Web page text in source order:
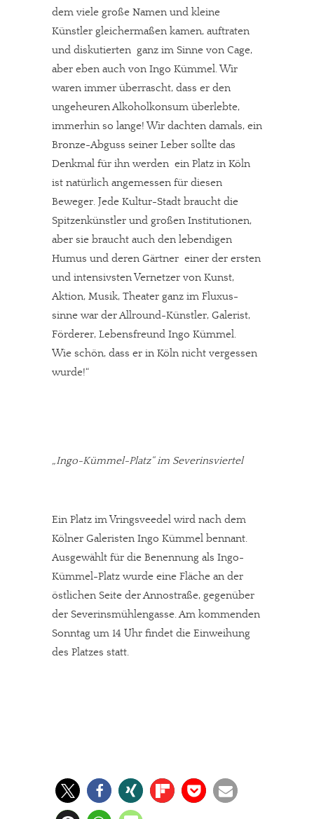
stark zurückgegangen.
Solltest Du unsere unabhängige Berichterstattung schätzen,
dem viele große Namen und kleine
Künstler gleichermaßen kamen, auftraten
und diskutierten  ganz im Sinne von Cage,
aber eben auch von Ingo Kümmel. Wir
waren immer überrascht, dass er den
ungeheuren Alkoholkonsum überlebte,
immerhin so lange! Wir dachten damals, ein
Bronze-Abguss seiner Leber sollte das
Denkmal für ihn werden  ein Platz in Köln
ist natürlich angemessen für diesen
Beweger. Jede Kultur-Stadt braucht die
Spitzenkünstler und großen Institutionen,
aber sie braucht auch den lebendigen
Humus und deren Gärtner  einer der ersten
und intensivsten Vernetzer von Kunst,
Aktion, Musik, Theater ganz im Fluxus-
sinne war der Allround-Künstler, Galerist,
Förderer, Lebensfreund Ingo Kümmel.
Wie schön, dass er in Köln nicht vergessen
wurde!“
„Ingo-Kümmel-Platz“ im Severinsviertel
Ein Platz im Vringsveedel wird nach dem
Kölner Galeristen Ingo Kümmel bennant.
Ausgewählt für die Benennung als Ingo-
Kümmel-Platz wurde eine Fläche an der
östlichen Seite der Annostraße, gegenüber
der Severinsmühlengasse. Am kommenden
Sonntag um 14 Uhr findet die Einweihung
des Platzes statt.